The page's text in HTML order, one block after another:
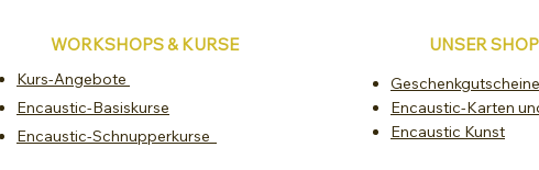
WORKSHOPS & KURSE
Kurs-Angebote
Encaustic-Basiskurse
Encaustic-Schnupperkurse
UNSER SHOP
Geschenkgutscheine
Encaustic-Karten
Encaustic Kunst